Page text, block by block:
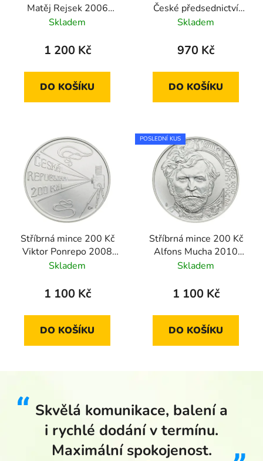
Matěj Rejsek 2006
standard
Skladem
1 200 Kč
DO KOŠÍKU
České předsednictví
Evropské unie 2009
Skladem
970 Kč
DO KOŠÍKU
Stříbrná mince 200 Kč
Viktor Ponrepo 2008
proof
Skladem
1 100 Kč
DO KOŠÍKU
POSLEDNÍ KUS
Stříbrná mince 200 Kč
Alfons Mucha 2010
standard
Skladem
1 100 Kč
DO KOŠÍKU
Skvělá komunikace, balení a
i rychlé dodání v termínu.
Maximální spokojenost.